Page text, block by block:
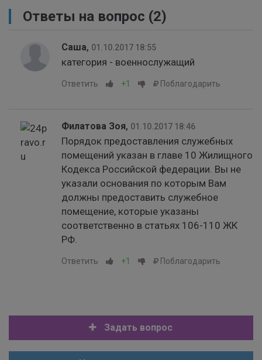
Ответы на вопрос (2)
Саша, 01.10.2017 18:55
категория - военнослужащий
Ответить +1 Поблагодарить
Филатова Зоя, 01.10.2017 18:46
Порядок предоставления служебных
помещений указан в главе 10 Жилищного
Кодекса Российской федерации. Вы не
указали основания по которым Вам
должны предоставить служебное
помещение, которые указаны
соответственно в статьях 106-110 ЖК
РФ.
Ответить +1 Поблагодарить
Задать вопрос